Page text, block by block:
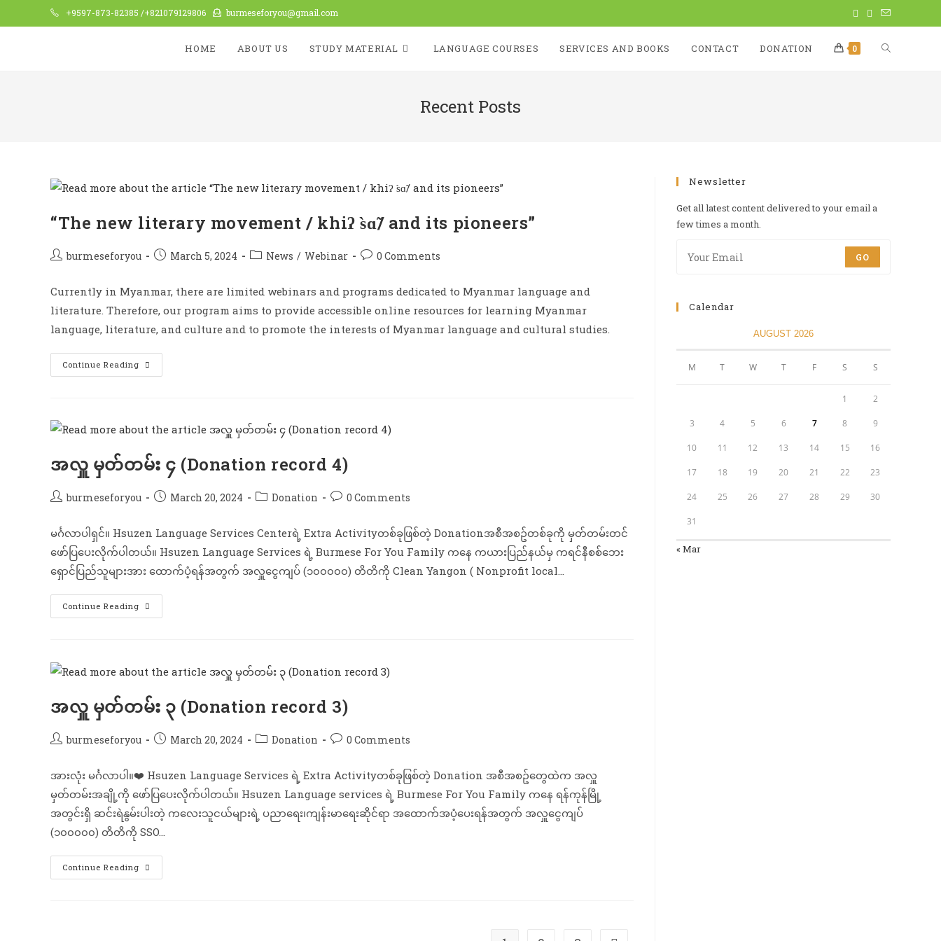
+9597-873-82385 /+821079129806 burmeseforyou@gmail.com
HOME ABOUT US STUDY MATERIAL LANGUAGE COURSES SERVICES AND BOOKS CONTACT DONATION 0
Recent Posts
“The new literary movement / khiʔ s̀ɑ̃/ and its pioneers”
burmeseforyou March 5, 2024 News / Webinar 0 Comments
Currently in Myanmar, there are limited webinars and programs dedicated to Myanmar language and
literature. Therefore, our program aims to provide accessible online resources for learning Myanmar
language, literature, and culture and to promote the interests of Myanmar language and cultural studies.
Continue Reading
အလှူ မှတ်တမ်း ၄ (Donation record 4)
burmeseforyou March 20, 2024 Donation 0 Comments
မင်္ဂလာပါရှင်။ Hsuzen Language Services Centerရဲ့ Extra Activityတစ်ခုဖြစ်တဲ့ Donationအစီအစဥ်တစ်ခုကို မှတ်တမ်းတင်​
ဖော်ပြပေးလိုက်ပါတယ်။ Hsuzen Language Services ရဲ့ Burmese For You Family ကနေ ကယားပြည်နယ်မှ ကရင်နီစစ်ဘေး
ရှောင်ပြည်သူများအား ထောက်ပံ့ရန်အတွက် အလှူငွေကျပ် (၁၀၀၀၀၀) တိတိကို Clean Yangon ( Nonprofit local…
Continue Reading
အလှူ မှတ်တမ်း ၃ (Donation record 3)
burmeseforyou March 20, 2024 Donation 0 Comments
အားလုံး မင်္ဂလာပါ။❤️ Hsuzen Language Services ရဲ့ Extra Activityတစ်ခုဖြစ်တဲ့ Donation အစီအစဥ်တွေထဲက အလှူ
မှတ်တမ်း​အချို့ကို ဖော်ပြပေးလိုက်ပါတယ်။ Hsuzen Language services ရဲ့ Burmese For You Family ကနေ ရန်ကုန်မြို့
အတွင်းရှိ ဆင်းရဲနွမ်းပါးတဲ့ ကလေးသူငယ်များရဲ့ ပညာရေး၊ကျန်းမာရေးဆိုင်ရာ အထောက်အပံ့ပေးရန်အတွက် အလှူငွေကျပ်
(၁၀၀၀၀၀) တိတိကို SSO…
Continue Reading
Newsletter
Get all latest content delivered to your email a
few times a month.
GO
Calendar
AUGUST 2026
M T W T F S S
1 2
3 4 5 6 7 8 9
10 11 12 13 14 15 16
17 18 19 20 21 22 23
24 25 26 27 28 29 30
31
« Mar